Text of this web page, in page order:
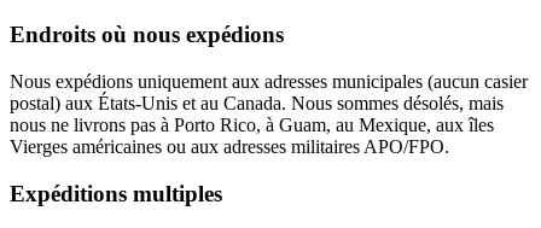
Endroits où nous expédions
Nous expédions uniquement aux adresses municipales (aucun casier
postal) aux États-Unis et au Canada. Nous sommes désolés, mais
nous ne livrons pas à Porto Rico, à Guam, au Mexique, aux îles
Vierges américaines ou aux adresses militaires APO/FPO.
Expéditions multiples